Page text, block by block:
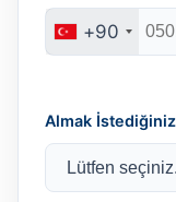
+90
Almak